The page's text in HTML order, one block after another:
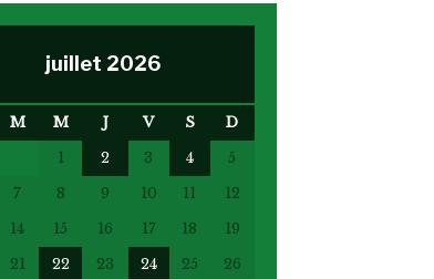
juillet 2026
M M J V S
D
1
2 3 4
5
7 8 9 10 11
12
14 15 16 17 18
19
21 22 23 24 25
26